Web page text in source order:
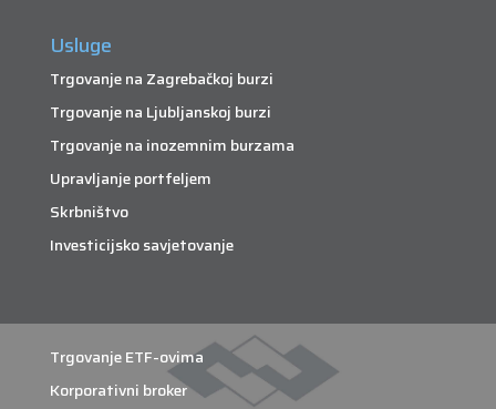
Usluge
Trgovanje na Zagrebačkoj burzi
Trgovanje na Ljubljanskoj burzi
Trgovanje na inozemnim burzama
Upravljanje portfeljem
Skrbništvo
Investicijsko savjetovanje
Trgovanje ETF-ovima
Korporativni broker